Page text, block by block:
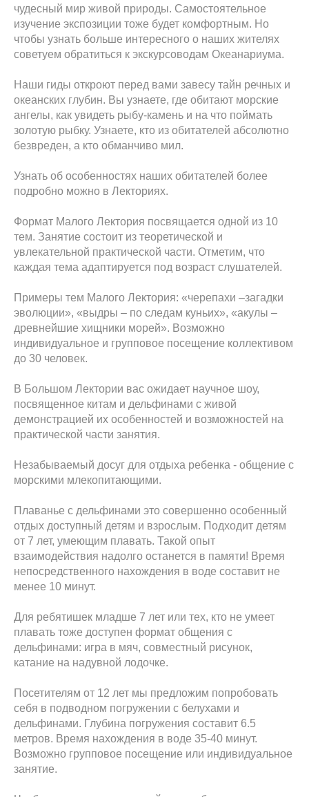
чудесный мир живой природы. Самостоятельное
изучение экспозиции тоже будет комфортным. Но
чтобы узнать больше интересного о наших жителях
советуем обратиться к экскурсоводам Океанариума.
Наши гиды откроют перед вами завесу тайн речных и
океанских глубин. Вы узнаете, где обитают морские
ангелы, как увидеть рыбу-камень и на что поймать
золотую рыбку. Узнаете, кто из обитателей абсолютно
безвреден, а кто обманчиво мил.
Узнать об особенностях наших обитателей более
подробно можно в Лекториях.
Формат Малого Лектория посвящается одной из 10
тем. Занятие состоит из теоретической и
увлекательной практической части. Отметим, что
каждая тема адаптируется под возраст слушателей.
Примеры тем Малого Лектория: «черепахи –загадки
эволюции», «выдры – по следам куньих», «акулы –
древнейшие хищники морей». Возможно
индивидуальное и групповое посещение коллективом
до 30 человек.
В Большом Лектории вас ожидает научное шоу,
посвященное китам и дельфинами с живой
демонстрацией их особенностей и возможностей на
практической части занятия.
Незабываемый досуг для отдыха ребенка - общение с
морскими млекопитающими.
Плаванье с дельфинами это совершенно особенный
отдых доступный детям и взрослым. Подходит детям
от 7 лет, умеющим плавать. Такой опыт
взаимодействия надолго останется в памяти! Время
непосредственного нахождения в воде составит не
менее 10 минут.
Для ребятишек младше 7 лет или тех, кто не умеет
плавать тоже доступен формат общения с
дельфинами: игра в мяч, совместный рисунок,
катание на надувной лодочке.
Посетителям от 12 лет мы предложим попробовать
себя в подводном погружении с белухами и
дельфинами. Глубина погружения составит 6.5
метров. Время нахождения в воде 35-40 минут.
Возможно групповое посещение или индивидуальное
занятие.